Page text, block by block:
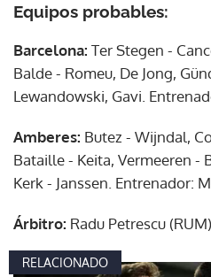
Equipos probables:
Barcelona: Ter Stegen -
Balde - Romeu, De Jong,
Lewandowski, Gavi.
Amberes: Butez - Wijndal,
Bataille - Keita, Vermeeren -
Kerk - Janssen. Entrenador:
Árbitro: Radu Petrescu (RUM)
RELACIONADO